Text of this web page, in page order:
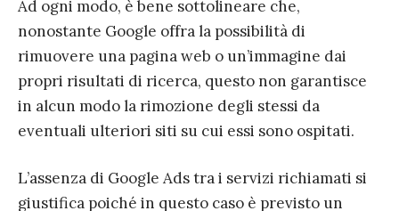
Ad ogni modo, è bene sottolineare che,
nonostante Google offra la possibilità di
rimuovere una pagina web o un’immagine dai
propri risultati di ricerca, questo non garantisce
in alcun modo la rimozione degli stessi da
eventuali ulteriori siti su cui essi sono ospitati.
L’assenza di Google Ads tra i servizi richiamati si
giustifica poiché in questo caso è previsto un